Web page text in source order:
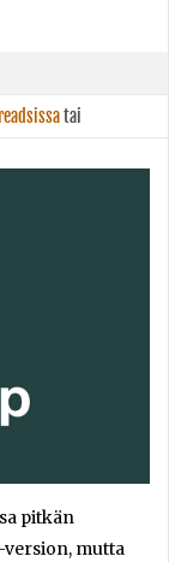
tai
pitkän
mutta